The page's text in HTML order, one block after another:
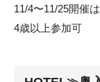
11/4〜11/25開催
4歳以上参加可